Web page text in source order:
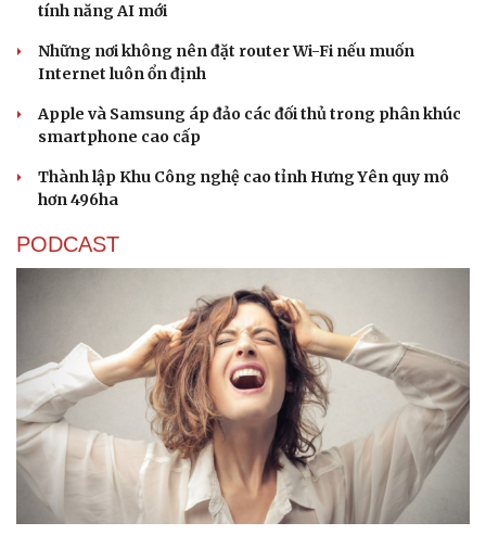
tính năng AI mới
Những nơi không nên đặt router Wi-Fi nếu muốn
Internet luôn ổn định
Apple và Samsung áp đảo các đối thủ trong phân khúc
smartphone cao cấp
Thành lập Khu Công nghệ cao tỉnh Hưng Yên quy mô
hơn 496ha
PODCAST